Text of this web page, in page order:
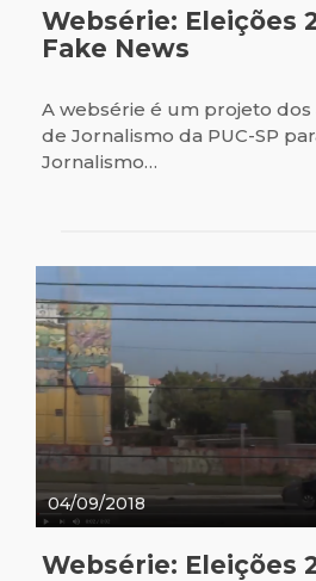
Websérie: Eleições
Fake News
A websérie é um projeto
de Jornalismo da PUC-SP
Jornalismo…
04/09/2018
Websérie: Eleições